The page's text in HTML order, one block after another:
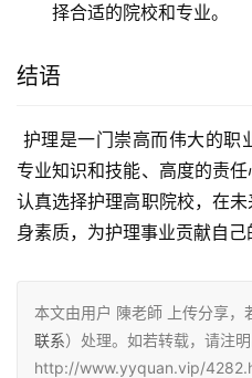
择合适的院校和专业。
结语
专业知识和技能、高度的责
认真选择护理高职院校，在
身素质，为护理事业贡献自己
本文由用户 陳老師 上传分享，
联系）处理。如若转载，请注明
http://www.yyquan.vip/